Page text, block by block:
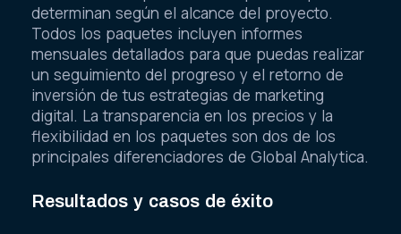
determinan según el alcance del proyecto.
Todos los paquetes incluyen informes
mensuales detallados para que puedas realizar
un seguimiento del progreso y el retorno de
inversión de tus estrategias de marketing
digital. La transparencia en los precios y la
flexibilidad en los paquetes son dos de los
principales diferenciadores de Global Analytica.
Resultados y casos de éxito